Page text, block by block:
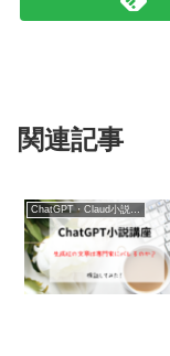
関連記事
ChatGPT・Claud小説講座